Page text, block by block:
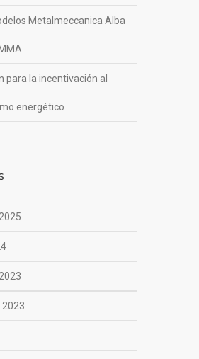
Metalmeccanica Alba
para la incentivación al
energético